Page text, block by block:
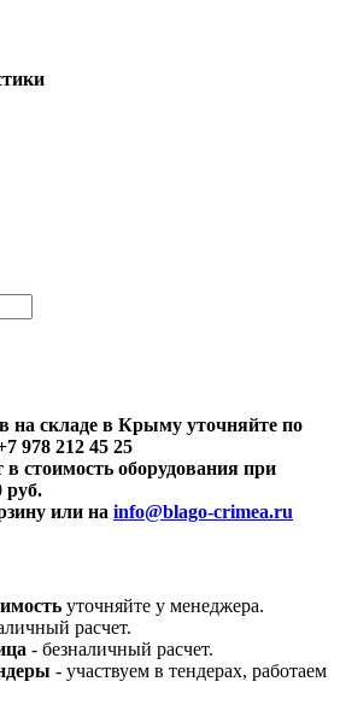
на складе в Крыму уточняйте по
212 45 25
в стоимость оборудования при
руб.
или на info@blago-crimea.ru
уточняйте у менеджера.
расчет.
- безналичный расчет.
- участвуем в тендерах, работаем